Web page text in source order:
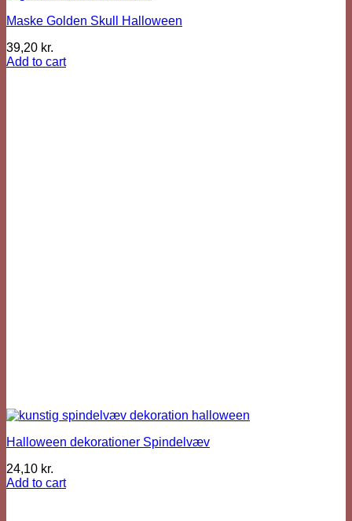
Maske Golden Skull Halloween
39,20 kr.
Add to cart
Halloween dekorationer Spindelvæv
24,10 kr.
Add to cart